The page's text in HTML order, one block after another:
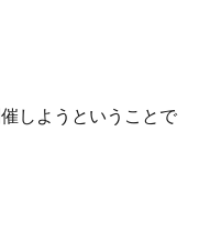
しようということで